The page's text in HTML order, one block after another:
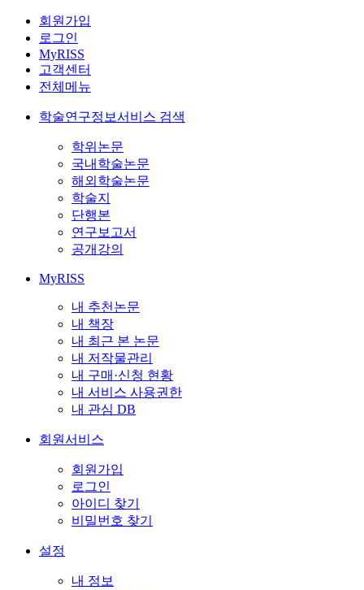
회원가입
로그인
MyRISS
고객센터
전체메뉴
학술연구정보서비스 검색
학위논문
국내학술논문
해외학술논문
학술지
단행본
연구보고서
공개강의
MyRISS
내 추천논문
내 책장
내 최근 본 논문
내 저작물관리
내 구매·신청 현황
내 서비스 사용권한
내 관심 DB
회원서비스
회원가입
로그인
아이디 찾기
비밀번호 찾기
설정
내 정보